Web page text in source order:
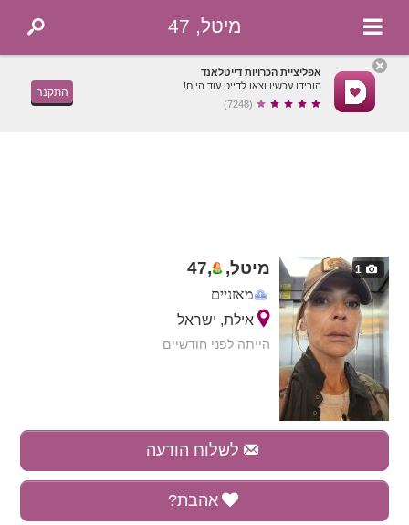
מיטל, 47
אפליציית הכרויות דייטלאנד
הורידו עכשיו וצאו לדייט עוד היום!
(7248)
התקנה
1 מיטל, ,
47
מאזניים
אילת, ישראל
הייתה לפני חודשיים
לשלוח הודעה
אהבת?